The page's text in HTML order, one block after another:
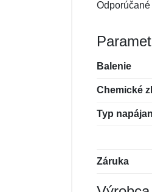
Balenie
Chemické
Typ
Záruka